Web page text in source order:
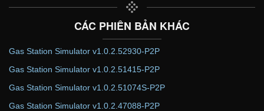
CÁC PHIÊN BẢN KHÁC
Gas Station Simulator v1.0.2.52930-P2P
Gas Station Simulator v1.0.2.51415-P2P
Gas Station Simulator v1.0.2.51074S-P2P
Gas Station Simulator v1.0.2.47088-P2P